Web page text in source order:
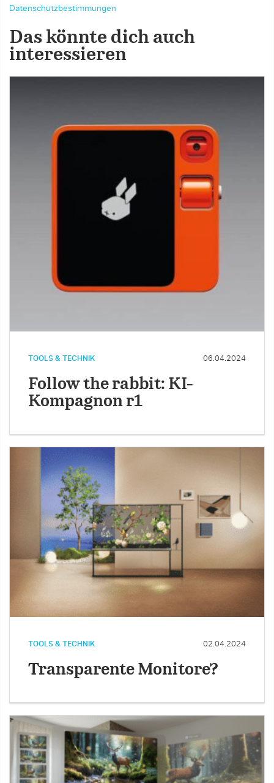
Datenschutzbestimmungen
Das könnte dich auch
interessieren
TOOLS & TECHNIK 06.04.2024
Follow the rabbit: KI-
Kompagnon r1
TOOLS & TECHNIK 02.04.2024
Transparente Monitore?